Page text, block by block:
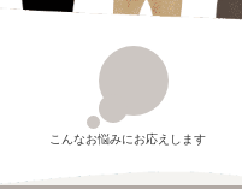
こんなお悩みにお応えします